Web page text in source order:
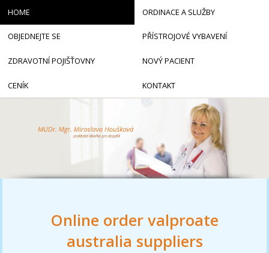
Online order valproate
australia suppliers
HOME ORDINACE A SLUŽBY
OBJEDNEJTE SE PŘÍSTROJOVÉ VYBAVENÍ
ZDRAVOTNÍ POJIŠŤOVNY NOVÝ PACIENT
CENÍK KONTAKT